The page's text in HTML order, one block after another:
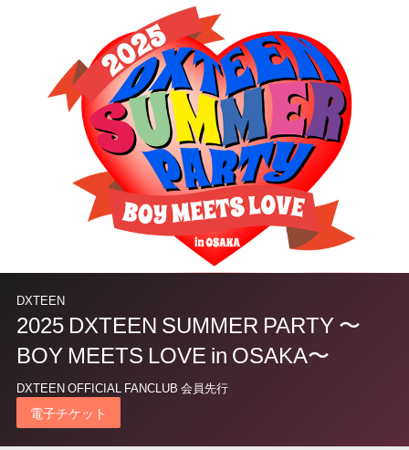
DXTEEN
2025 DXTEEN SUMMER PARTY 〜
BOY MEETS LOVE in OSAKA〜
DXTEEN OFFICIAL FANCLUB 会員先行
電子チケット